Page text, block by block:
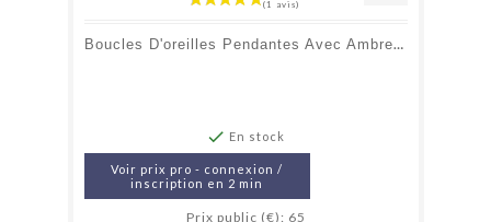
Boucles D'oreilles Pendantes Avec Ambre Multicolore Goutte, En Argent Rhodié 925
 En stock
Voir prix pro - connexion /
inscription en 2 min
Prix public (€): 65